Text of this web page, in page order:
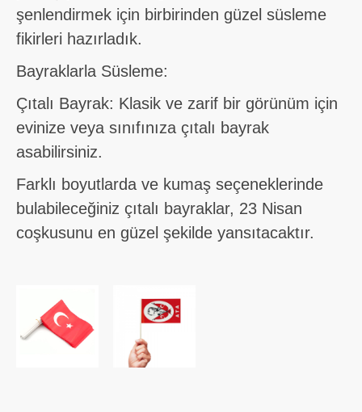
şenlendirmek için birbirinden güzel süsleme
fikirleri hazırladık.
Bayraklarla Süsleme:
Çıtalı Bayrak: Klasik ve zarif bir görünüm için
evinize veya sınıfınıza çıtalı bayrak
asabilirsiniz.
Farklı boyutlarda ve kumaş seçeneklerinde
bulabileceğiniz çıtalı bayraklar, 23 Nisan
coşkusunu en güzel şekilde yansıtacaktır.